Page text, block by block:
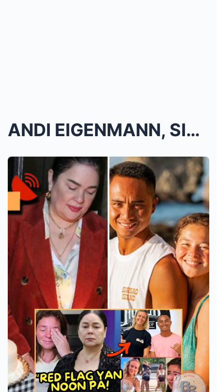
ANDI EIGENMANN, SINUWAY ANG HABILIN NI JACLYN JOSE...